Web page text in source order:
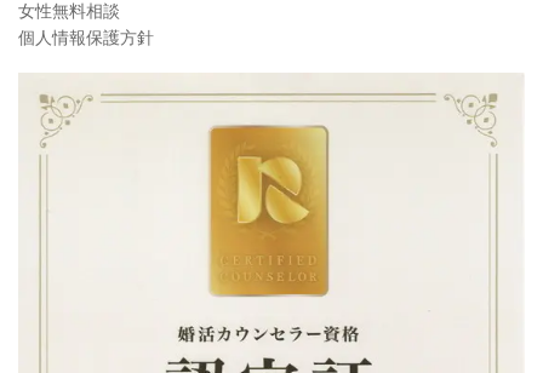
女性無料相談
個人情報保護方針